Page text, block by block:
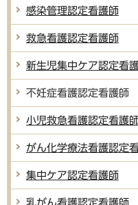
感染管理認定看護師
救急看護認定看護師
新生児集中ケア認定看
不妊症看護認定看護師
小児救急看護認定看護師
がん化学療法看護認定
集中ケア認定看護師
乳がん看護認定看護師